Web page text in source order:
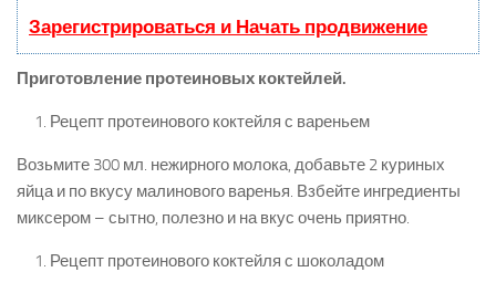
Зарегистрироваться и Начать продвижение
Приготовление протеиновых коктейлей.
Рецепт протеинового коктейля с вареньем
Возьмите 300 мл. нежирного молока, добавьте 2 куриных
яйца и по вкусу малинового варенья. Взбейте ингредиенты
миксером – сытно, полезно и на вкус очень приятно.
Рецепт протеинового коктейля с шоколадом